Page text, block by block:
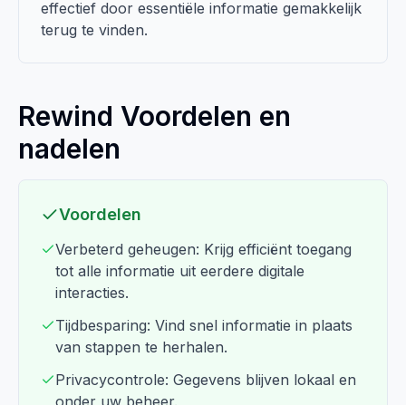
effectief door essentiële informatie gemakkelijk
terug te vinden.
Rewind Voordelen en
nadelen
Voordelen
Verbeterd geheugen: Krijg efficiënt toegang
tot alle informatie uit eerdere digitale
interacties.
Tijdbesparing: Vind snel informatie in plaats
van stappen te herhalen.
Privacycontrole: Gegevens blijven lokaal en
onder uw beheer.